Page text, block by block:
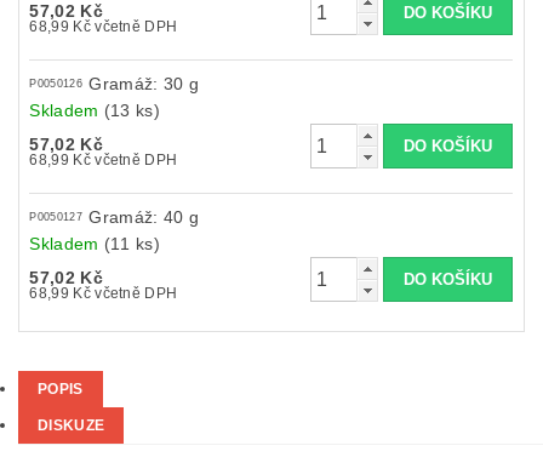
57,02 Kč
68,99 Kč včetně DPH
P0050126 Gramáž: 30 g
Skladem (13 ks)
57,02 Kč
68,99 Kč včetně DPH
P0050127 Gramáž: 40 g
Skladem (11 ks)
57,02 Kč
68,99 Kč včetně DPH
POPIS
DISKUZE